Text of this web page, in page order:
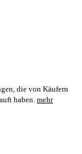
die von Käufern
haben. mehr